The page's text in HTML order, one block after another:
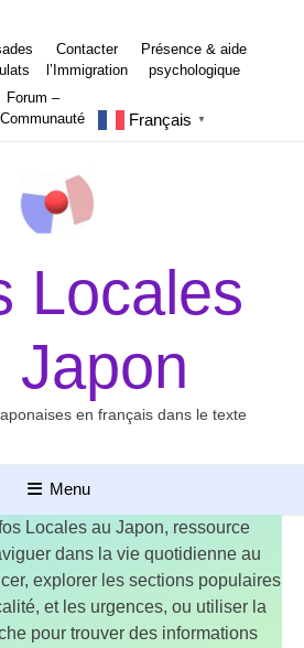
Contacter
l’Immigration
Présence & aide
psychologique
Forum –
Français ▼
Locales
Japon
en français dans le texte
Menu
Locales au Japon, ressource
dans la vie quotidienne au
explorer les sections populaires
et les urgences, ou utiliser la
pour trouver des informations